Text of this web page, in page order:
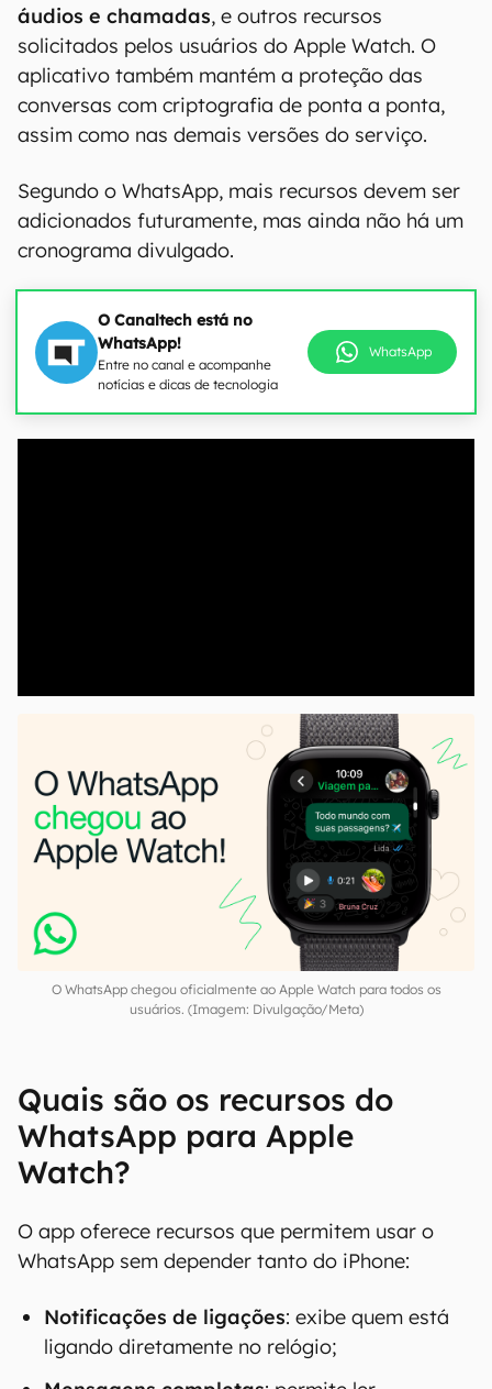
áudios e chamadas, e outros recursos
solicitados pelos usuários do Apple Watch. O
aplicativo também mantém a proteção das
conversas com criptografia de ponta a ponta,
assim como nas demais versões do serviço.
Segundo o WhatsApp, mais recursos devem ser
adicionados futuramente, mas ainda não há um
cronograma divulgado.
O Canaltech está no
WhatsApp!
Entre no canal e acompanhe
notícias e dicas de tecnologia
WhatsApp
O WhatsApp chegou oficialmente ao Apple Watch para todos os
usuários. (Imagem: Divulgação/Meta)
Quais são os recursos do
WhatsApp para Apple
Watch?
O app oferece recursos que permitem usar o
WhatsApp sem depender tanto do iPhone:
Notificações de ligações: exibe quem está
ligando diretamente no relógio;